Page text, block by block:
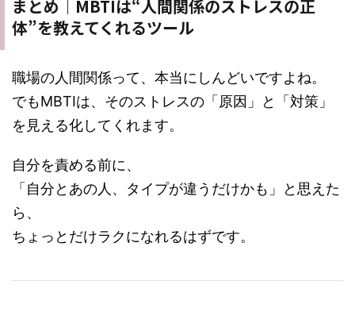
まとめ｜MBTIは“人間関係のストレスの正
体”を教えてくれるツール
職場の人間関係って、本当にしんどいですよね。
でもMBTIは、そのストレスの「原因」と「対策」
を見える化してくれます。
自分を責める前に、
「自分とあの人、タイプが違うだけかも」と思えた
ら、
ちょっとだけラクになれるはずです。